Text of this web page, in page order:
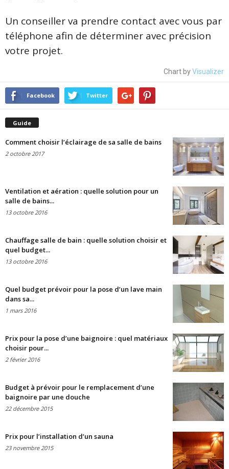
Un conseiller va prendre contact avec vous par
téléphone afin de déterminer avec précision
votre projet.
Chart byVisualizer
Facebook Twitter
Guide
Comment choisir l’éclairage de sa salle de bains
2 octobre 2017
Ventilation et aération : quelle solution pour un
salle de bains...
13 octobre 2016
Chauffage salle de bain : quelle solution choisir et
quel budget...
13 octobre 2016
Quel budget prévoir pour la pose d’un lave main
dans sa...
1 mars 2016
Prix pour la pose d’une baignoire : quel matériaux
choisir pour...
2 février 2016
Budget à prévoir pour le remplacement d’une
baignoire par une douche
22 décembre 2015
Prix pour l’installation d’un sauna
23 novembre 2015